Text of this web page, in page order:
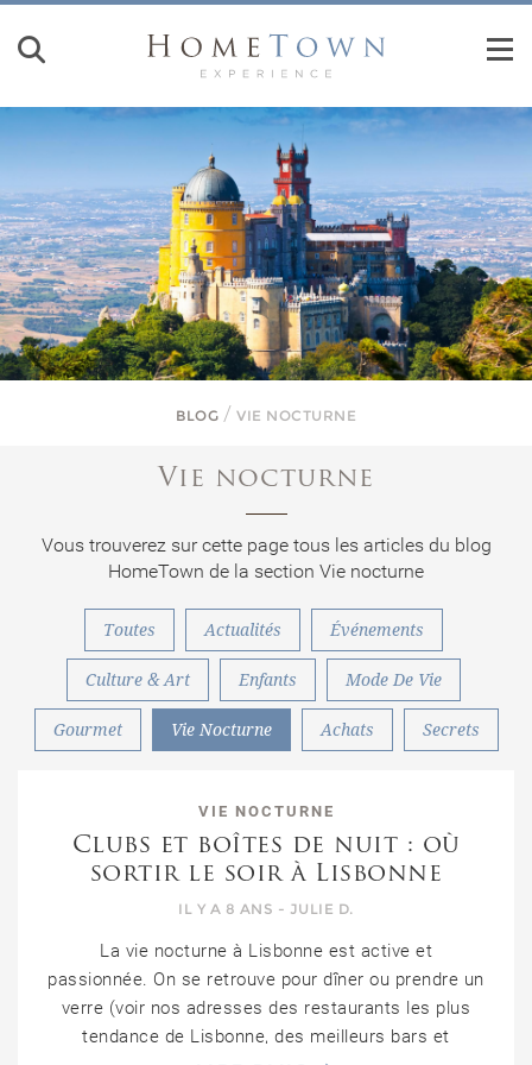
BLOG VIE NOCTURNE
Vie nocturne
Vous trouverez sur cette page tous les articles du blog
HomeTown de la section Vie nocturne
Toutes Actualités Événements
Culture & Art Enfants Mode De Vie
Gourmet Vie Nocturne Achats Secrets
VIE NOCTURNE
Clubs et boîtes de nuit : où
sortir le soir à Lisbonne
IL Y A 8 ANS - JULIE D.
La vie nocturne à Lisbonne est active et
passionnée. On se retrouve pour dîner ou prendre un
verre (voir nos adresses des restaurants les plus
tendance de Lisbonne, des meilleurs bars et